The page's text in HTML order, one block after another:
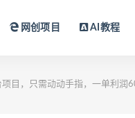
网创项目 AI教程
目，只需动动手指，一单利润